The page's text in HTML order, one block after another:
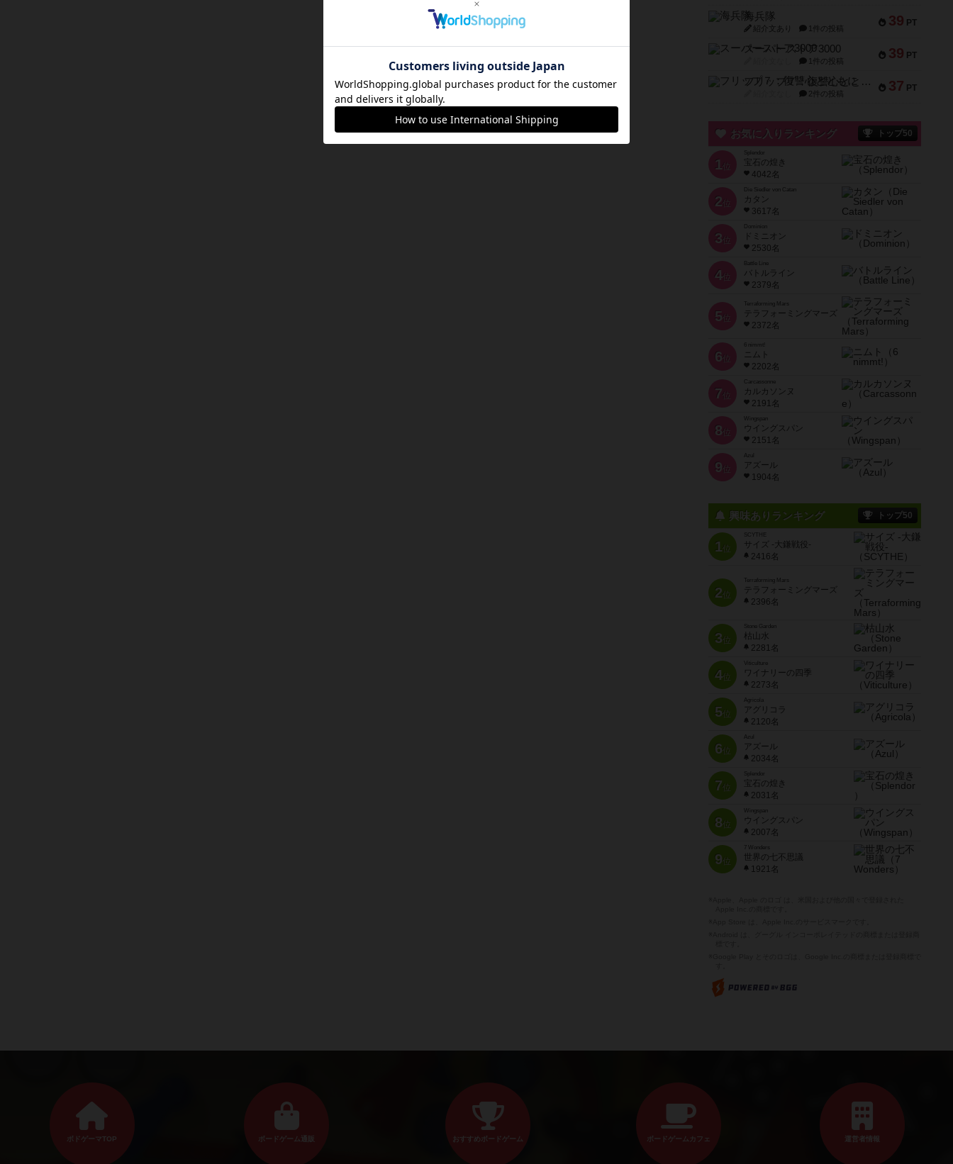
39 PT
海兵隊
紹介文あり 1件の投稿
39 PT
スーパーストア3000
1件の投稿
37 PT
フリップ７：復讐心とともに
2件の投稿
お気に入りランキング トップ50
1 位
宝石の煌き
4042名
2 位
Die Siedler von Catan
カタン
3617名
3 位
ドミニオン
2530名
4位
Battle Line
バトルライン
2379名
5 位
Terraforming Mars
テラフォーミングマーズ
2372名
6 位
ニムト
2202名
7 位
Carcassonne
カルカソンヌ
2191名
8 位
Wingspan
ウイングスパン
2151名
9 位
Azul
アズール
1904名
興味ありランキング トップ50
1位
SCYTHE
サイズ -大鎌戦役-
2416名
2位
Terraforming Mars
テラフォーミングマーズ
2396名
3位
Stone Garden
枯山水
2281名
4位
Viticulture
ワイナリーの四季
2273名
5位
Agricola
アグリコラ
2120名
6位
Azul
アズール
2034名
7位
宝石の煌き
2031名
8位
Wingspan
ウイングスパン
2007名
9位
7 Wonders
世界の七不思議
1921名
ボドゲーマTOP ボードゲーム通販 おすすめボードゲーム ボードゲームカフェ 運営者情報